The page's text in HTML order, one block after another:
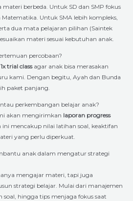
materi berbeda. Untuk SD dan SMP fokus
Matematika. Untuk SMA lebih kompleks,
dua mata pelajaran pilihan (Saintek
materi sesuai kebutuhan anak.
percobaan?
1x trial classagar anak bisa merasakan
kami. Dengan begitu, Ayah dan Bunda
paket panjang.
perkembangan belajar anak?
akan mengirimkan laporan progress
ini mencakup nilai latihan soal, keaktifan
yang perlu diperkuat.
anak dalam mengatur strategi
mengajar materi, tapi juga
strategi belajar. Mulai dari manajemen
hingga tips menjaga fokus saat